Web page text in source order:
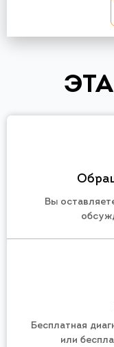
Вы
Бесплатная
или